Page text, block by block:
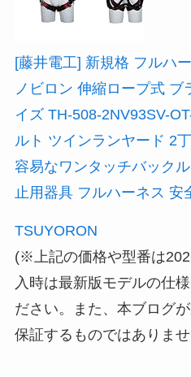
[藤井電工] 新規格 フルハ
ノビロン 伸縮ロープ式 ブ
イズ TH-508-2NV93SV-
ルト ツインランヤード 2
容易なワンタッチバック
止用器具 フルハーネス 安
TSUYORON
(※上記の価格や型番は
入時は最新版モデルの仕
ださい。また、本ブログ
保証するものではありま